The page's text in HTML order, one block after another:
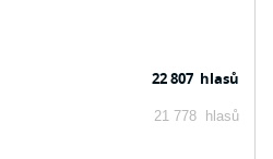
22 807 hlasů
21 778 hlasů